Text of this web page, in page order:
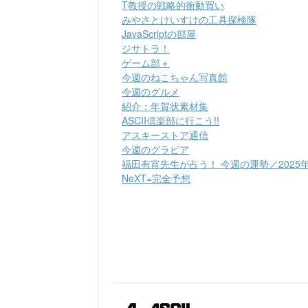
T教授の戦略的衝動買い
みやさとけいすけの工具探検隊
JavaScriptの部屋
ジサトラ！
ゲーム部＋
今週のねこちゃん写真館
今週のグルメ
紹介：年賀状素材集
ASCII倶楽部に行こう!!
アスキーストア通信
今週のグラビア
福田有宵先生が占う！ 今週の運勢／2025
NeXT=完全予想